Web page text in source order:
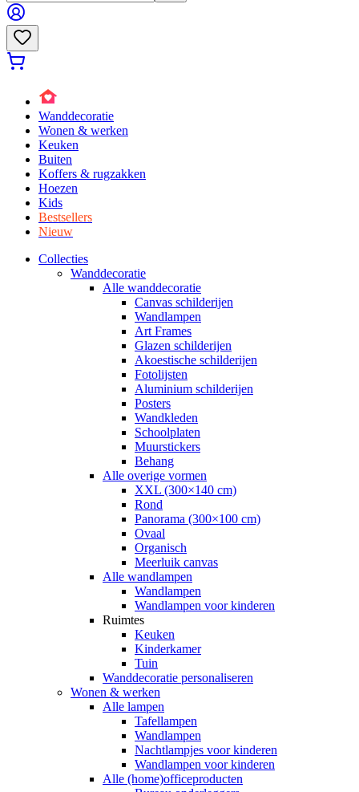
Wanddecoratie
Wonen & werken
Keuken
Buiten
Koffers & rugzakken
Hoezen
Kids
Bestsellers
Nieuw
Collecties
Wanddecoratie
Alle wanddecoratie
Canvas schilderijen
Wandlampen
Art Frames
Glazen schilderijen
Akoestische schilderijen
Fotolijsten
Aluminium schilderijen
Posters
Wandkleden
Schoolplaten
Muurstickers
Behang
Alle overige vormen
XXL (300×140 cm)
Rond
Panorama (300×100 cm)
Ovaal
Organisch
Meerluik canvas
Alle wandlampen
Wandlampen
Wandlampen voor kinderen
Ruimtes
Keuken
Kinderkamer
Tuin
Wanddecoratie personaliseren
Wonen & werken
Alle lampen
Tafellampen
Wandlampen
Nachtlampjes voor kinderen
Wandlampen voor kinderen
Alle (home)officeproducten